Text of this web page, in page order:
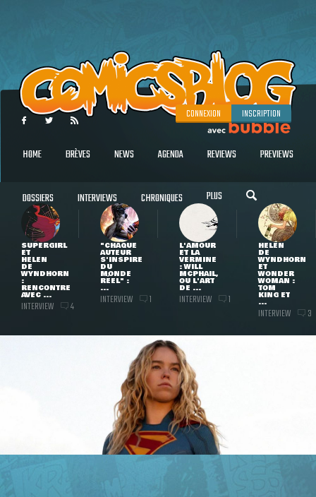
CONNEXION INSCRIPTION
HOME BRÈVES NEWS AGENDA REVIEWS PREVIEWS
DOSSIERS INTERVIEWS CHRONIQUES PLUS
SUPERGIRL
ET
HELEN
DE
WYNDHORN
:
RENCONTRE
AVEC ...
INTERVIEW 4
"CHAQUE
AUTEUR
S'INSPIRE
DU
MONDE
RÉEL" :
...
INTERVIEW 1
L'AMOUR
ET LA
VERMINE
: WILL
MCPHAIL,
OU L'ART
DE ...
INTERVIEW 1
HELEN
DE
WYNDHORN
ET
WONDER
WOMAN :
TOM
KING ET
...
INTERVIEW 3